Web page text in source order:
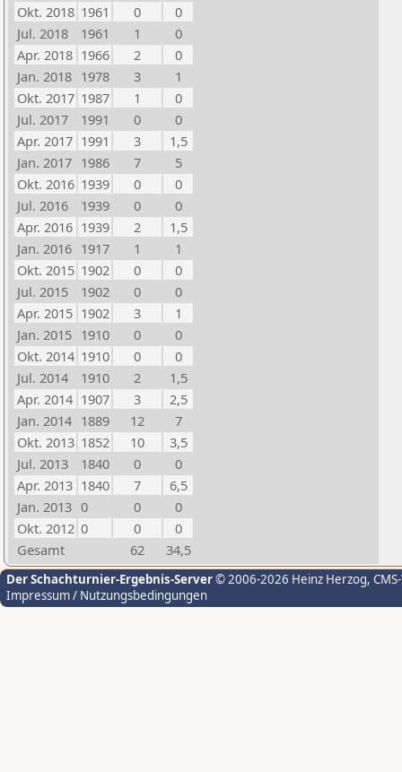
Okt. 2018 1961 0
0
Jul. 2018
1961 1
0
Apr. 2018 1966 2
0
Jan. 2018 1978 3
1
Okt. 2017 1987 1
0
Jul. 2017
1991 0
0
Apr. 2017 1991 3
1,5
Jan. 2017 1986 7
5
Okt. 2016 1939 0
0
Jul. 2016
1939 0
0
Apr. 2016 1939 2
1,5
Jan. 2016 1917 1
1
Okt. 2015 1902 0
0
Jul. 2015
1902 0
0
Apr. 2015 1902 3
1
Jan. 2015 1910 0
0
Okt. 2014 1910 0
0
Jul. 2014
1910 2
1,5
Apr. 2014 1907 3
2,5
Jan. 2014 1889 12
7
Okt. 2013 1852 10
3,5
Jul. 2013
1840 0
0
Apr. 2013 1840 7
6,5
Jan. 2013 0 0
0
Okt. 2012 0 0
0
Gesamt
62 34,5
Der Schachturnier-Ergebnis-Server© 2006-2026 Heinz Herzog,
Impressum / Nutzungsbedingungen